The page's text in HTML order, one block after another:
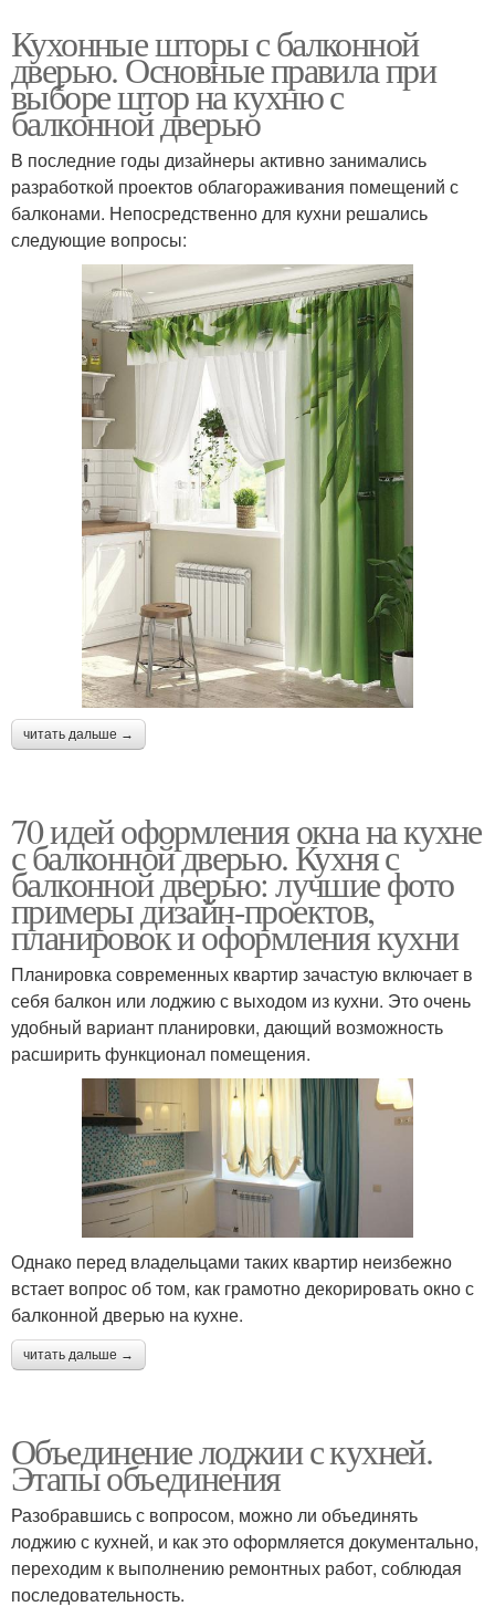
Кухонные шторы с балконной
дверью. Основные правила при
выборе штор на кухню с
балконной дверью
В последние годы дизайнеры активно занимались
разработкой проектов облагораживания помещений с
балконами. Непосредственно для кухни решались
следующие вопросы:
читать дальше →
70 идей оформления окна на кухне
с балконной дверью. Кухня с
балконной дверью: лучшие фото
примеры дизайн-проектов,
планировок и оформления кухни
Планировка современных квартир зачастую включает в
себя балкон или лоджию с выходом из кухни. Это очень
удобный вариант планировки, дающий возможность
расширить функционал помещения.
Однако перед владельцами таких квартир неизбежно
встает вопрос об том, как грамотно декорировать окно с
балконной дверью на кухне.
читать дальше →
Объединение лоджии с кухней.
Этапы объединения
Разобравшись с вопросом, можно ли объединять
лоджию с кухней, и как это оформляется документально,
переходим к выполнению ремонтных работ, соблюдая
последовательность.